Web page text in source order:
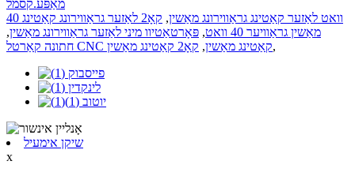
מאַפּע.קסמל
40 וואט לאַזער קאַטינג גראַווירונג מאַשין,
קאָ2 לאַזער גראַווירונג קאַטינג
מאַשין גראַוויער 40 וואט
, פּאָרטאַטיוו מיני לאַזער גראַווירונג מאַשין,
חתונה קאַרטל CNC קאַטינג מאַשין, קאָ2 קאַטינג מאַשין ,
שיקן אימעיל
x